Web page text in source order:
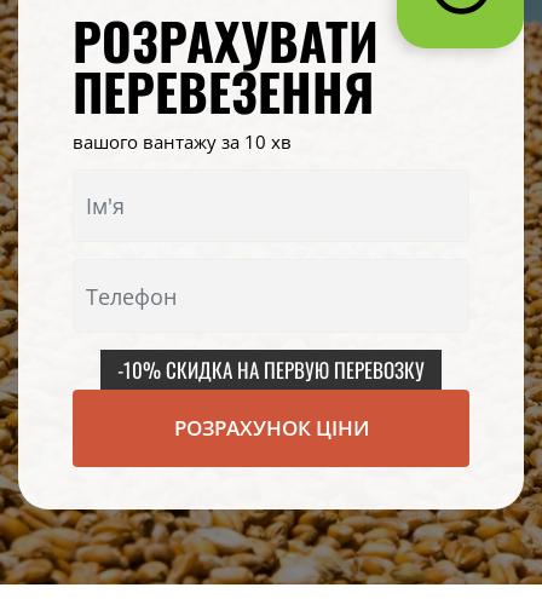
РОЗРАХУВАТИ
ПЕРЕВЕЗЕННЯ
вашого вантажу за 10 хв
-10% СКИДКА НА ПЕРВУЮ ПЕРЕВОЗКУ
РОЗРАХУНОК ЦІНИ